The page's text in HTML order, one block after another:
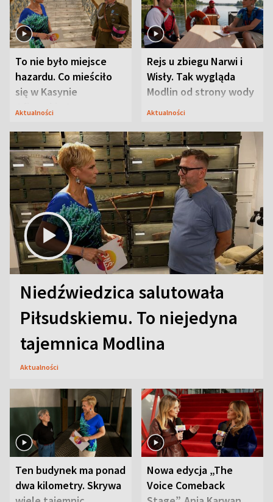
To nie było miejsce
hazardu. Co mieściło
się w Kasynie
Oficerskim?
Aktualności
Rejs u zbiegu Narwi i
Wisły. Tak wygląda
Modlin od strony wody
Aktualności
Niedźwiedzica salutowała
Piłsudskiemu. To niejedyna
tajemnica Modlina
Aktualności
Ten budynek ma ponad
dwa kilometry. Skrywa
Nowa edycja „The
Voice Comeback